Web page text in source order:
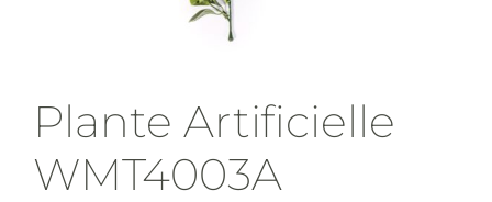
Plante Artificielle
WMT4003A